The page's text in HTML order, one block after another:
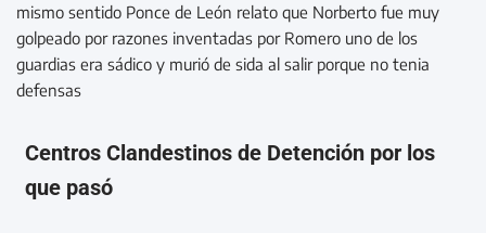
mismo sentido Ponce de León relato que Norberto fue muy
golpeado por razones inventadas por Romero uno de los
guardias era sádico y murió de sida al salir porque no tenia
defensas
Centros Clandestinos de Detención por los
que pasó